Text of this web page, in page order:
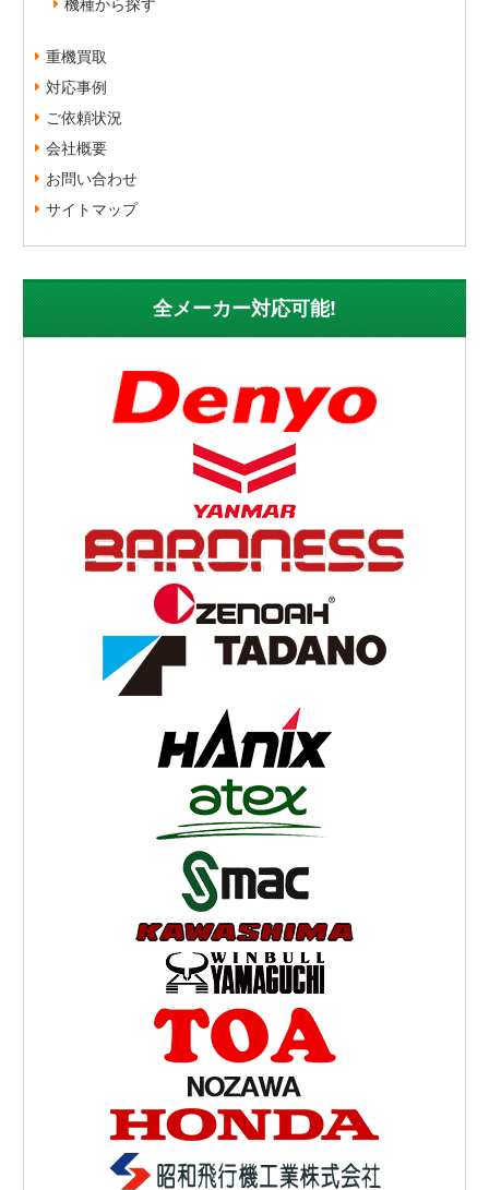
重機買取
対応事例
ご依頼状況
会社概要
お問い合わせ
サイトマップ
全メーカー対応可能!